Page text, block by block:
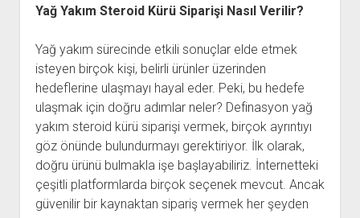
Yağ Yakım Steroid Kürü Siparişi Nasıl Verilir?
Yağ yakım sürecinde etkili sonuçlar elde etmek
isteyen birçok kişi, belirli ürünler üzerinden
hedeflerine ulaşmayı hayal eder. Peki, bu hedefe
ulaşmak için doğru adımlar neler? Definasyon yağ
yakım steroid kürü siparişi vermek, birçok ayrıntıyı
göz önünde bulundurmayı gerektiriyor. İlk olarak,
doğru ürünü bulmakla işe başlayabiliriz. İnternetteki
çeşitli platformlarda birçok seçenek mevcut. Ancak
güvenilir bir kaynaktan sipariş vermek her şeyden